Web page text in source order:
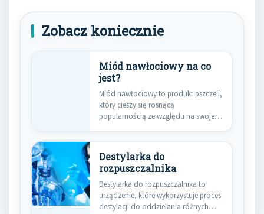
Zobacz koniecznie
Miód nawłociowy na co
jest?
Miód nawłociowy to produkt pszczeli,
który cieszy się rosnącą
popularnością ze względu na swoje
Destylarka do
rozpuszczalnika
Destylarka do rozpuszczalnika to
urządzenie, które wykorzystuje proces
destylacji do oddzielania różnych